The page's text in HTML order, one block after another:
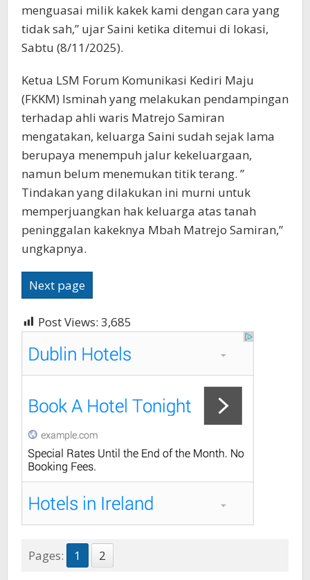
menguasai milik kakek kami dengan cara yang
tidak sah,” ujar Saini ketika ditemui di lokasi,
Sabtu (8/11/2025).
Ketua LSM Forum Komunikasi Kediri Maju
(FKKM) Isminah yang melakukan pendampingan
terhadap ahli waris Matrejo Samiran
mengatakan, keluarga Saini sudah sejak lama
berupaya menempuh jalur kekeluargaan,
namun belum menemukan titik terang. ”
Tindakan yang dilakukan ini murni untuk
memperjuangkan hak keluarga atas tanah
peninggalan kakeknya Mbah Matrejo Samiran,”
ungkapnya.
Next page
Post Views: 3,685
Pages: 1 2